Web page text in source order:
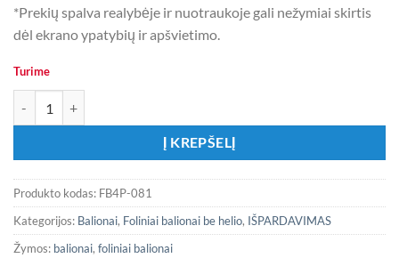
*Prekių spalva realybėje ir nuotraukoje gali nežymiai skirtis
dėl ekrano ypatybių ir apšvietimo.
Turime
Į KREPŠELĮ
Produkto kodas: FB4P-081
Kategorijos: Balionai, Foliniai balionai be helio, IŠPARDAVIMAS
Žymos: balionai, foliniai balionai